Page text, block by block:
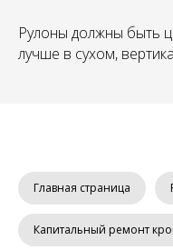
Рулоны должны быть
лучше в сухом,
Главная страница
Капитальный ремонт